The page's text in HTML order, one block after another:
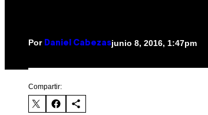
Por Daniel Cabezasjunio 8, 2016, 1:47pm
Compartir: